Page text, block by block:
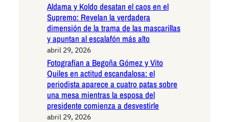
Aldama y Koldo desatan el caos en el
Supremo: Revelan la verdadera
dimensión de la trama de las mascarillas
y apuntan al escalafón más alto
abril 29, 2026
Fotografían a Begoña Gómez y Vito
Quiles en actitud escandalosa: el
periodista aparece a cuatro patas sobre
una mesa mientras la esposa del
presidente comienza a desvestirle
abril 29, 2026